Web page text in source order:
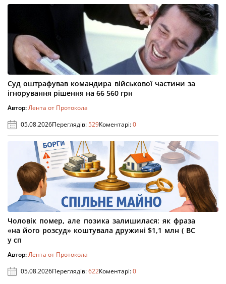
Суд оштрафував командира військової частини за
ігнорування рішення на 66 560 грн
Автор:Лента от Протокола
05.08.2026Переглядів:529Коментарі:0
Чоловік помер, але позика залишилася: як фраза
«на його розсуд» коштувала дружині $1,1 млн ( ВС
у сп
Автор:Лента от Протокола
05.08.2026Переглядів:622Коментарі:0